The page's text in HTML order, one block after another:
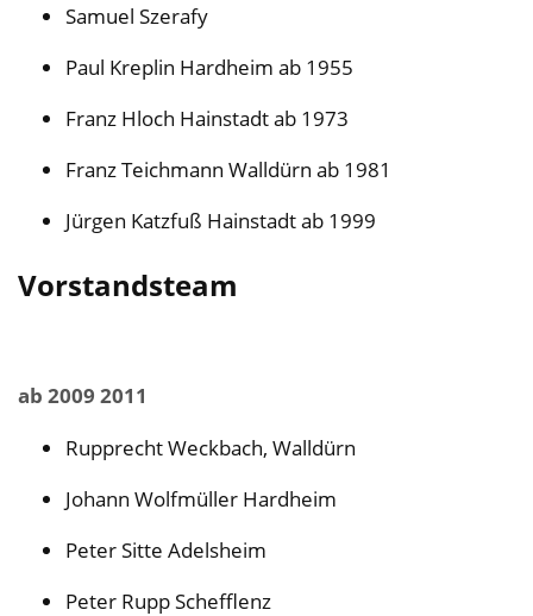
Samuel Szerafy
Paul Kreplin Hardheim ab 1955
Franz Hloch Hainstadt ab 1973
Franz Teichmann Walldürn ab 1981
Jürgen Katzfuß Hainstadt ab 1999
Vorstandsteam
ab 2009 2011
Rupprecht Weckbach, Walldürn
Johann Wolfmüller Hardheim
Peter Sitte Adelsheim
Peter Rupp Schefflenz